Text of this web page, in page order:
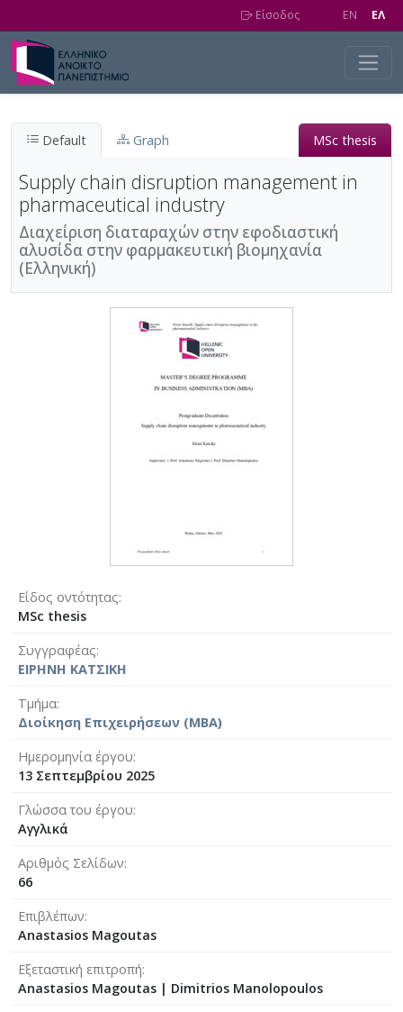
Είσοδος EN EΛ
Default Graph MSc thesis
Supply chain disruption management in
pharmaceutical industry
Διαχείριση διαταραχών στην εφοδιαστική
αλυσίδα στην φαρμακευτική βιομηχανία
(Ελληνική)
Είδος οντότητας
MSc thesis
Συγγραφέας
ΕΙΡΗΝΗ ΚΑΤΣΙΚΗ
Τμήμα
Διοίκηση Επιχειρήσεων (MBA)
Ημερομηνία έργου
13 Σεπτεμβρίου 2025
Γλώσσα του έργου
Αγγλικά
Αριθμός Σελίδων
66
Επιβλέπων
Anastasios Magoutas
Εξεταστική επιτροπή
Anastasios Magoutas | Dimitrios Manolopoulos